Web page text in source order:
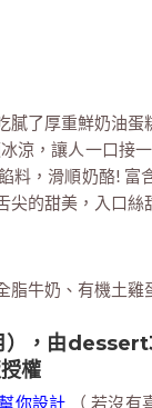
膩了厚重鮮奶油
涼，讓人一口接
料，滑順奶酪! 富
的甜美，入口絲
脂牛奶、有機土雞
），由
權
你設計
（ 若沒